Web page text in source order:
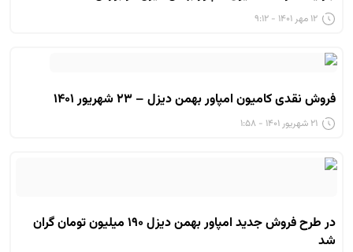
۱۲ مهر ۱۴۰۱ - ۹:۱۲
فروش نقدی کامیون امپاور بهمن دیزل – ۲۳ شهریور ۱۴۰۱
۲۱ شهریور ۱۴۰۱ - ۱:۵۸
در طرح فروش جدید امپاور بهمن دیزل ۱۹۰ میلیون تومان گران
شد